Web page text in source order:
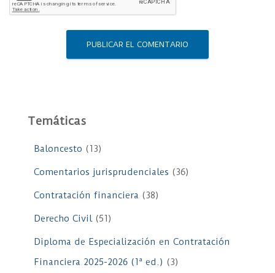
Temáticas
Baloncesto (13)
Comentarios jurisprudenciales (36)
Contratación financiera (38)
Derecho Civil(51)
Diploma de Especialización en Contratación
Financiera 2025-2026 (1ª ed.) (3)